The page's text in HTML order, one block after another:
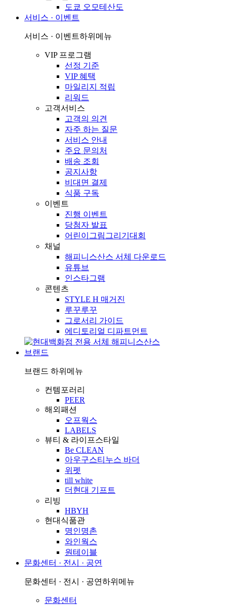
도쿄 오모테산도
서비스 · 이벤트
서비스 · 이벤트하위메뉴
VIP 프로그램
선정 기준
VIP 혜택
마일리지 적립
리워드
고객서비스
고객의 의견
자주 하는 질문
서비스 안내
주요 문의처
배송 조회
공지사항
비대면 결제
식품 구독
이벤트
진행 이벤트
당첨자 발표
어린이그림그리기대회
채널
해피니스산스 서체 다운로드
유튜브
인스타그램
콘텐츠
STYLE H 매거진
루꾸루꾸
그로서리 가이드
에디토리얼 디파트먼트
브랜드
브랜드 하위메뉴
컨템포러리
PEER
해외패션
오프웍스
LABELS
뷰티 & 라이프스타일
Be CLEAN
아우구스티누스 바더
위펫
till white
더현대 기프트
리빙
HBYH
현대식품관
명인명촌
와인웍스
원테이블
문화센터 · 전시 · 공연
문화센터 · 전시 · 공연하위메뉴
문화센터